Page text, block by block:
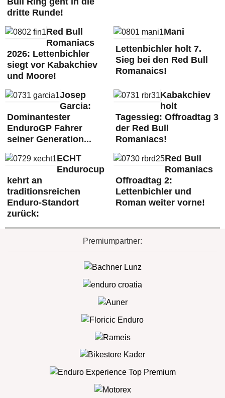
dritte Runde!
Red Bull
Romaniacs
2026: Lettenbichler
siegt vor Kabakchiev
und Moore!
Mani
Lettenbichler holt 7.
Sieg bei den Red Bull
Romanaics!
Josep
Garcia:
Dominantester
EnduroGP Fahrer
seiner Generation...
Kabakchiev
holt
Tagessieg: Offroadtag 3
der Red Bull
Romaniacs!
ECHT
Endurocup
kehrt an
traditionsreichen
Enduro-Standort
zurück:
Red Bull
Romaniacs
Offroadtag 2:
Lettenbichler und
Roman weiter vorne!
Premiumpartner: